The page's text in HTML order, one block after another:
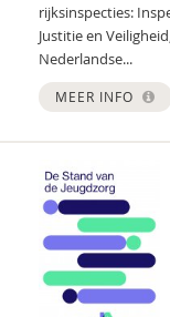
rijksinspecties:
Justitie en
Nederlandse...
MEER INFO